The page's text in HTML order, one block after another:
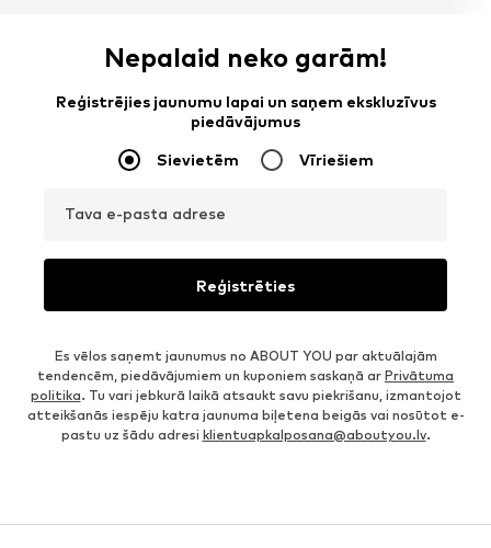
Nepalaid neko garām!
Reģistrējies jaunumu lapai un saņem ekskluzīvus
piedāvājumus
Sievietēm Vīriešiem
Tava e-pasta adrese
Reģistrēties
Es vēlos saņemt jaunumus no ABOUT YOU par aktuālajām
tendencēm, piedāvājumiem un kuponiem saskaņā ar Privātuma
politika. Tu vari jebkurā laikā atsaukt savu piekrišanu, izmantojot
atteikšanās iespēju katra jaunuma biļetena beigās vai nosūtot e-
pastu uz šādu adresi klientuapkalposana@aboutyou.lv.